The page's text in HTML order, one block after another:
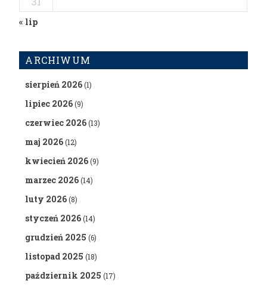
« lip
ARCHIWUM
sierpień 2026(1)
lipiec 2026(9)
czerwiec 2026(13)
maj 2026(12)
kwiecień 2026(9)
marzec 2026(14)
luty 2026(8)
styczeń 2026(14)
grudzień 2025 (6)
listopad 2025 (18)
październik 2025 (17)